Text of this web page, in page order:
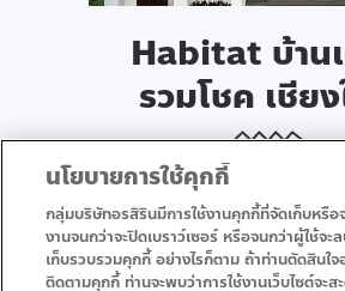
Habitat บ้าน
รวมโชค เชีย
• หน้าแรก
นโยบายการใช้คุกกี้
กลุ่มบริษัทอรสิรินมีการใช้งานคุกกี้ที่จัดเก็บหรื
งานจนกว่าจะปิดเบราว์เซอร์ หรือจนกว่าผู้ใช้จะ
เก็บรวบรวมคุกกี้ อย่างไรก็ตาม ถ้าท่านตัดสินใ
ติดตามคุกกี้ ท่านจะพบว่าการใช้งานเว็บไซต์จะ